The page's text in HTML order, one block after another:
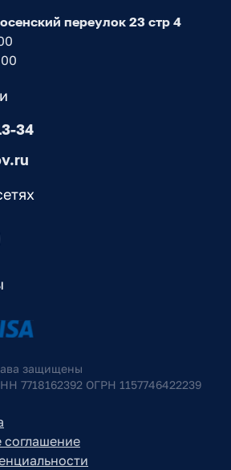
переулок 23 стр 4
34
защищены
7718162392 ОГРН 1157746422239
соглашение